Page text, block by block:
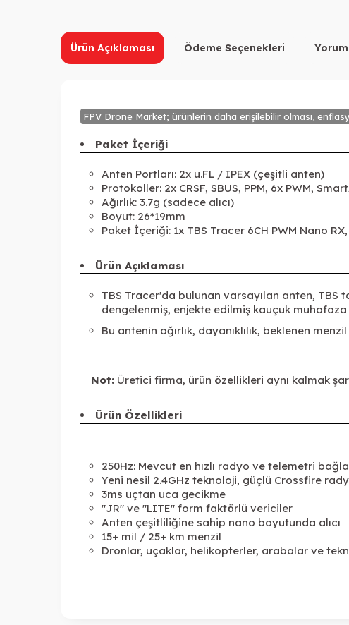
Ürün Açıklaması Ödeme Seçenekleri
FPV Drone Market; ürünlerin daha erişilebilir olması,
Paket İçeriği
Anten Portları: 2x u.FL / IPEX (çeşitli anten)
Protokoller: 2x CRSF, SBUS, PPM, 6x PWM,
Ağırlık: 3.7g (sadece alıcı)
Boyut: 26*19mm
Paket İçeriği: 1x TBS Tracer 6CH PWM Nano
Ürün Açıklaması
TBS Tracer'da bulunan varsayılan anten,
dengelenmiş, enjekte edilmiş kauçuk
Bu antenin ağırlık, dayanıklılık, beklenen
Not: Üretici firma, ürün özellikleri aynı kalmak
Ürün Özellikleri
250Hz: Mevcut en hızlı radyo ve telemetri
Yeni nesil 2.4GHz teknoloji, güçlü Crossfire
3ms uçtan uca gecikme
"JR" ve "LITE" form faktörlü vericiler
Anten çeşitliliğine sahip nano boyutunda alıcı
15+ mil / 25+ km menzil
Dronlar, uçaklar, helikopterler, arabalar ve